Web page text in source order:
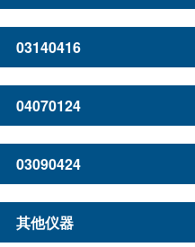
03140416
04070124
03090424
其他仪器